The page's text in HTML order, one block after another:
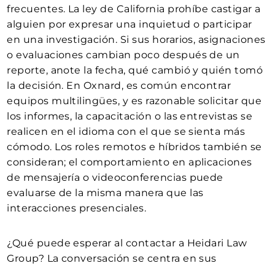
frecuentes. La ley de California prohíbe castigar a
alguien por expresar una inquietud o participar
en una investigación. Si sus horarios, asignaciones
o evaluaciones cambian poco después de un
reporte, anote la fecha, qué cambió y quién tomó
la decisión. En Oxnard, es común encontrar
equipos multilingües, y es razonable solicitar que
los informes, la capacitación o las entrevistas se
realicen en el idioma con el que se sienta más
cómodo. Los roles remotos e híbridos también se
consideran; el comportamiento en aplicaciones
de mensajería o videoconferencias puede
evaluarse de la misma manera que las
interacciones presenciales.
¿Qué puede esperar al contactar a Heidari Law
Group? La conversación se centra en sus